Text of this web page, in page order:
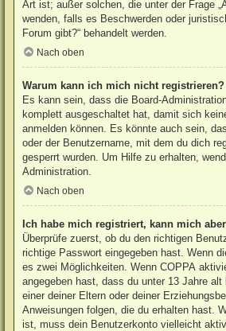
Art ist; außer solchen, die unter der Frage
wenden, falls es Beschwerden oder
Forum gibt?“ behandelt werden.
Nach oben
Warum kann ich mich nicht registrieren?
Es kann sein, dass die Board-
komplett ausgeschaltet hat, damit sich
anmelden können. Es könnte auch sein,
oder der Benutzername, mit dem du dich
gesperrt wurden. Um Hilfe zu erhalten,
Administration.
Nach oben
Ich habe mich registriert, kann mich
Überprüfe zuerst, ob du den richtigen
richtige Passwort eingegeben hast. Wenn
es zwei Möglichkeiten. WennCOPPA
angegeben hast, dass du unter 13 Jahre
einer deiner Eltern oder deiner
Anweisungen folgen, die du erhalten hast.
ist, muss dein Benutzerkonto vielleicht